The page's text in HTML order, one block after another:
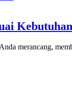
merancang,